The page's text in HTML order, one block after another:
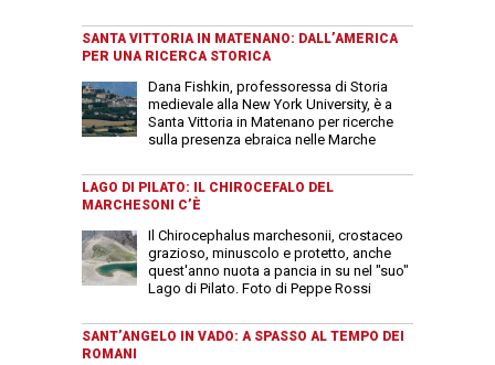
SANTA VITTORIA IN MATENANO: DALL’AMERICA
PER UNA RICERCA STORICA
Dana Fishkin, professoressa di Storia
medievale alla New York University, è a
Santa Vittoria in Matenano per ricerche
sulla presenza ebraica nelle Marche
LAGO DI PILATO: IL CHIROCEFALO DEL
MARCHESONI C’È
Il Chirocephalus marchesonii, crostaceo
grazioso, minuscolo e protetto, anche
quest'anno nuota a pancia in su nel "suo"
Lago di Pilato. Foto di Peppe Rossi
SANT’ANGELO IN VADO: A SPASSO AL TEMPO DEI
ROMANI